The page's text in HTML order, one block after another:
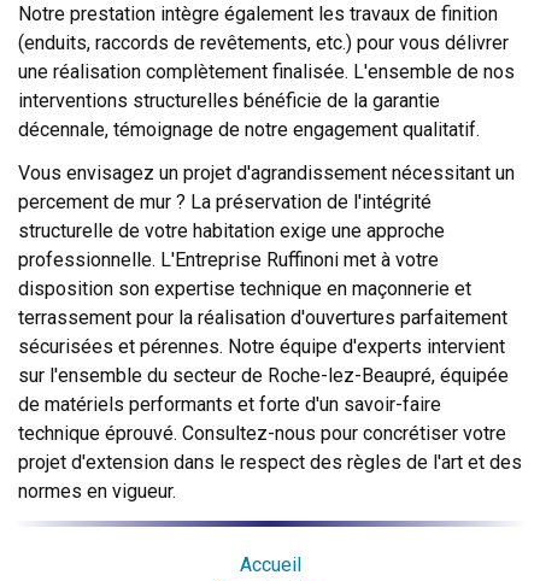
Notre prestation intègre également les travaux de finition
(enduits, raccords de revêtements, etc.) pour vous délivrer
une réalisation complètement finalisée. L'ensemble de nos
interventions structurelles bénéficie de la garantie
décennale, témoignage de notre engagement qualitatif.
Vous envisagez un projet d'agrandissement nécessitant un
percement de mur ? La préservation de l'intégrité
structurelle de votre habitation exige une approche
professionnelle. L'Entreprise Ruffinoni met à votre
disposition son expertise technique en maçonnerie et
terrassement pour la réalisation d'ouvertures parfaitement
sécurisées et pérennes. Notre équipe d'experts intervient
sur l'ensemble du secteur de Roche-lez-Beaupré, équipée
de matériels performants et forte d'un savoir-faire
technique éprouvé. Consultez-nous pour concrétiser votre
projet d'extension dans le respect des règles de l'art et des
normes en vigueur.
Accueil